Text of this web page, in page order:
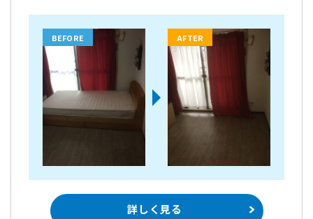
BEFORE AFTER
詳しく見る